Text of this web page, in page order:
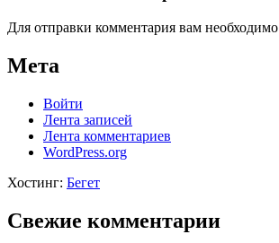
Для отправки комментария вам необходимо
Мета
Войти
Лента записей
Лента комментариев
WordPress.org
Хостинг: Бегет
Свежие комментарии